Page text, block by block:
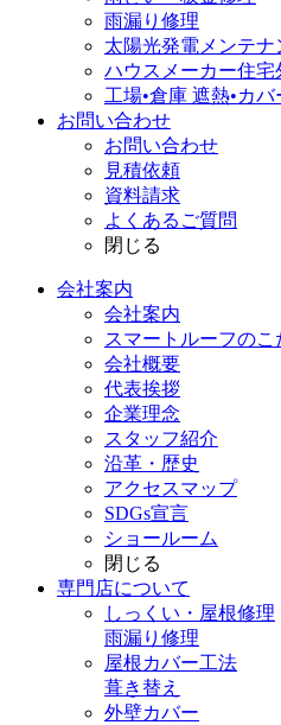
雨漏り修理
太陽光発電メンテナ
ハウスメーカー住宅
工場•倉庫 遮熱•カバ
お問い合わせ
お問い合わせ
見積依頼
資料請求
よくあるご質問
閉じる
会社案内
会社案内
スマートルーフのこ
会社概要
代表挨拶
企業理念
スタッフ紹介
沿革・歴史
アクセスマップ
SDGs宣言
ショールーム
閉じる
専門店について
しっくい・屋根修理
雨漏り修理
屋根カバー工法
葺き替え
外壁カバー